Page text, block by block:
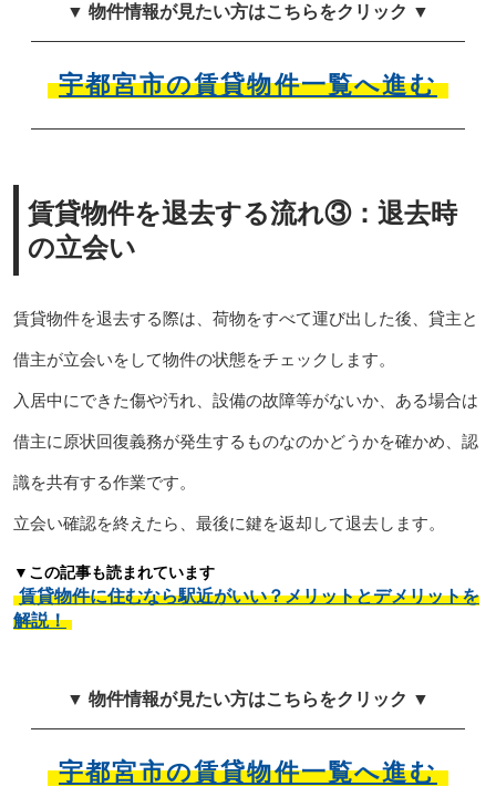
▼ 物件情報が見たい方はこちらをクリック ▼
宇都宮市の賃貸物件一覧へ進む
賃貸物件を退去する流れ③：退去時
の立会い
賃貸物件を退去する際は、荷物をすべて運び出した後、貸主と
借主が立会いをして物件の状態をチェックします。
入居中にできた傷や汚れ、設備の故障等がないか、ある場合は
借主に原状回復義務が発生するものなのかどうかを確かめ、認
識を共有する作業です。
立会い確認を終えたら、最後に鍵を返却して退去します。
▼この記事も読まれています
賃貸物件に住むなら駅近がいい？メリットとデメリットを
解説！
▼ 物件情報が見たい方はこちらをクリック ▼
宇都宮市の賃貸物件一覧へ進む